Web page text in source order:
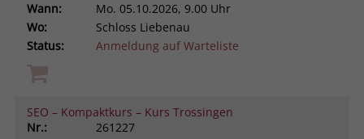
Wann:
Mo. 05.10.2026, 9.00 Uhr
Wo:
Schloss Liebenau
Status:
Anmeldung auf Warteliste
SEO – Kompaktkurs – Kurs Trossingen
Nr.:
261227